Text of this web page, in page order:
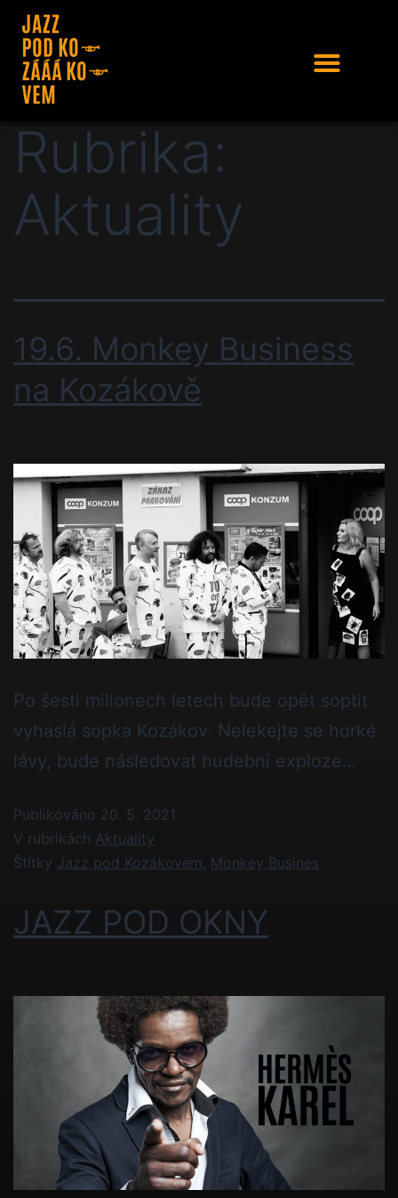
Rubrika:
Aktuality
19.6. Monkey Business
na Kozákově
Po šesti milionech letech bude opět soptit
vyhaslá sopka Kozákov. Nelekejte se horké
lávy, bude následovat hudební exploze…
Publikováno 20. 5. 2021
V rubrikách Aktuality
Štítky Jazz pod Kozákovem, Monkey Busines
JAZZ POD OKNY